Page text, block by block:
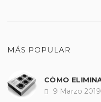
MÁS POPULAR
Fecha
9 Marzo 2019